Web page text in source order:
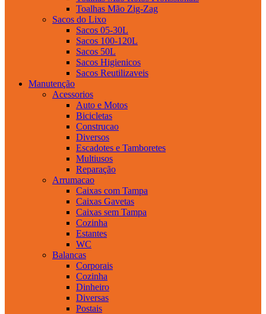
Toalhas Mão Zig-Zag
Sacos do Lixo
Sacos 05-30L
Sacos 100-120L
Sacos 50L
Sacos Higienicos
Sacos Reutilizaveis
Manutenção
Acessorios
Auto e Motos
Bicicletas
Construcao
Diversos
Escadotes e Tamboretes
Multiusos
Reparação
Arrumacao
Caixas com Tampa
Caixas Gavetas
Caixas sem Tampa
Cozinha
Estantes
WC
Balancas
Corporais
Cozinha
Dinheiro
Diversas
Postais